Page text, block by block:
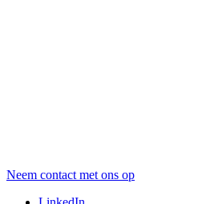
Neem contact met ons op